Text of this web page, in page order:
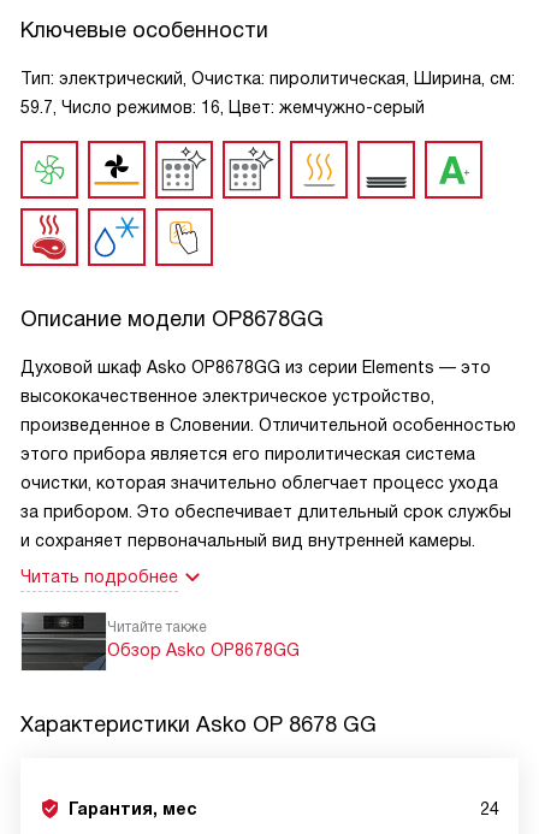
Ключевые особенности
Тип: электрический, Очистка: пиролитическая, Ширина, см:
59.7, Число режимов: 16, Цвет: жемчужно-серый
Описание модели OP8678GG
Духовой шкаф Asko OP8678GG из серии Elements — это
высококачественное электрическое устройство,
произведенное в Словении. Отличительной особенностью
этого прибора является его пиролитическая система
очистки, которая значительно облегчает процесс ухода
за прибором. Это обеспечивает длительный срок службы
и сохраняет первоначальный вид внутренней камеры.
Читать подробнее
Читайте также
Обзор Asko OP8678GG
Характеристики Asko OP 8678 GG
Гарантия, мес 24